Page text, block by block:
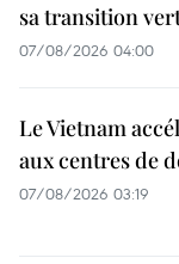
sa transition
07/08/2026 04:00
Le Vietnam
aux centres de
07/08/2026 03:19